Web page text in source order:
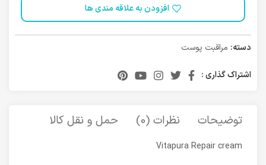
افزودن به علاقه مندی ها
دسته: مراقبت پوست
اشتراک گذاری :
توضیحات نظرات (0) حمل و نقل کالا
Vitapura Repair cream